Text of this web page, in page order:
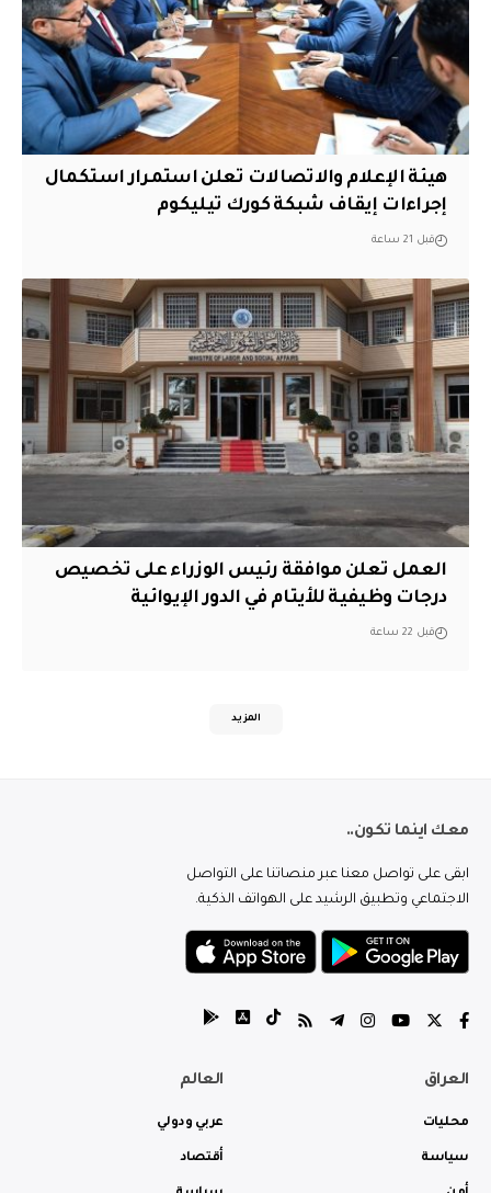
هيئة الإعلام والاتصالات تعلن استمرار استكمال
إجراءات إيقاف شبكة كورك تيليكوم
قبل 21 ساعة
العمل تعلن موافقة رئيس الوزراء على تخصيص
درجات وظيفية للأيتام في الدور الإيوائية
قبل 22 ساعة
المزيد
معك اينما تكون..
ابقى على تواصل معنا عبر منصاتنا على التواصل
الاجتماعي وتطبيق الرشيد على الهواتف الذكية.
العراق
محليات
سياسة
العالم
عربي ودولي
أقتصاد